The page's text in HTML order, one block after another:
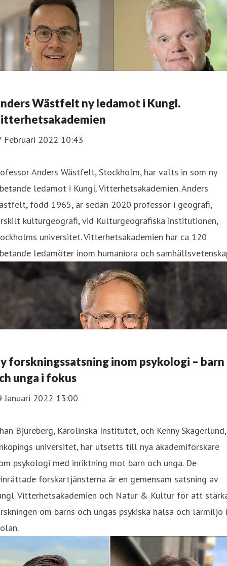
Wästfelt ny ledamot i Kungl.
Februari 2022 10:43
Anders Wästfelt, Stockholm, har valts in som ny
ledamot i Kungl. Vitterhetsakademien. Anders
född 1965, är sedan 2020 professor i geografi,
kulturgeografi, vid Kulturgeografiska institutionen,
universitet. Vitterhetsakademien har ca 120
ledamöter inom humaniora och
forskningssatsning inom psykologi – barn
unga i fokus
Januari 2022 13:00
Bjureberg, Karolinska Institutet, och Kenny Skagerlund,
universitet, har utsetts till nya akademiforskare
psykologi med inriktning mot barn och unga. De
forskartjänsterna är en gemensam satsning av
Vitterhetsakademien och Natur & Kultur för att
om barns och ungas psykiska hälsa och lärmiljö i